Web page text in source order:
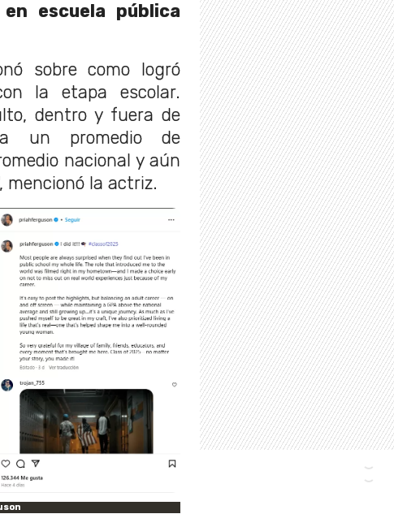
escuela pública
sobre como logró
la etapa escolar.
dentro y fuera de
un promedio de
nacional y aún
mencionó la actriz.